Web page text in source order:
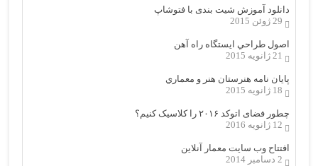
دانلود آموزش شیت بندی با فتوشاپ
29 ژوئن 2015
اصول طراحي ایستگاه راه آهن
21 ژانویه 2015
پایان نامه هنرستان هنر و معماري
18 ژانویه 2015
چطور فضای اتوکد ۲۰۱۶ را کلاسیک کنیم؟
12 ژانویه 2016
افتتاح وب سایت معمار آنلاین
2 دسامبر 2014